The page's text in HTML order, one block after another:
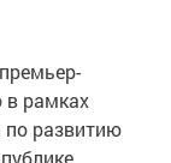
рамках
развитию